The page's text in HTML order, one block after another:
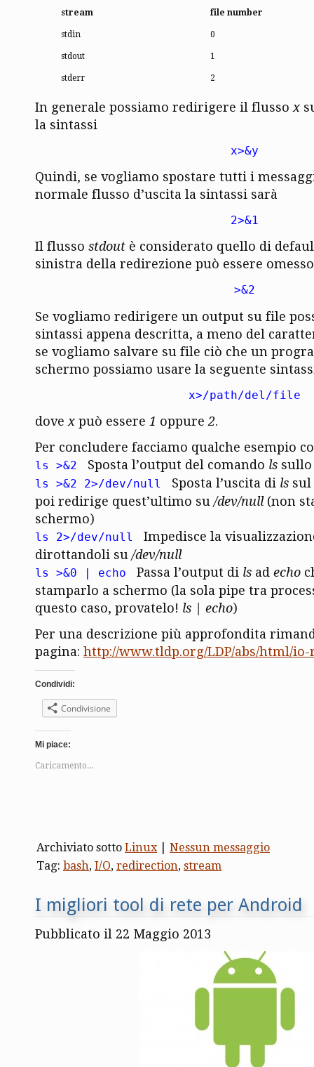
stream file number
stdin 0
stdout 1
stderr 2
In generale possiamo redirigere il flusso x
la sintassi
x>&y
Quindi, se vogliamo spostare tutti i
normale flusso d’uscita la sintassi sarà
2>&1
Il flusso stdout è considerato quello di
sinistra della redirezione può essere
>&2
Se vogliamo redirigere un output su file
sintassi appena descritta, a meno del
se vogliamo salvare su file ciò che un
schermo possiamo usare la seguente
x>/path/del/file
dove x può essere 1 oppure 2.
Per concludere facciamo qualche esempio
ls >&2 Sposta l’output del comando ls
ls >&2 2>/dev/null Sposta l’uscita di ls
poi redirige quest’ultimo su /dev/null(non
schermo)
ls 2>/dev/null
Impedisce la
dirottandoli su /dev/null
ls >&0 | echo Passa l’output di ls ad echo
stamparlo a schermo (la sola pipe tra
questo caso, provatelo! ls | echo)
Per una descrizione più approfondita
pagina: http://www.tldp.org/LDP/abs/html/
Condividi:
Condivisione
Mi piace:
Caricamento...
Archiviato sotto Linux| Nessun messaggio
Tag: bash, I/O, redirection, stream
I migliori tool di rete per Android
Pubblicato il 22 Maggio 2013